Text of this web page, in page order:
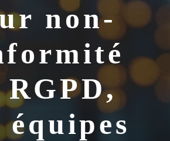
non-
équipes